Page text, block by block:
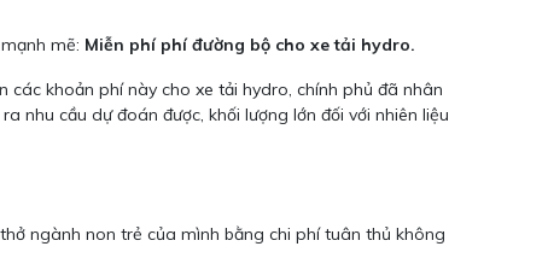
mẽ: Miễn phí phí đường bộ cho xe tải hydro.
các khoản phí này cho xe tải hydro, chính phủ đã nhân
nhu cầu dự đoán được, khối lượng lớn đối với nhiên liệu
ngành non trẻ của mình bằng chi phí tuân thủ không